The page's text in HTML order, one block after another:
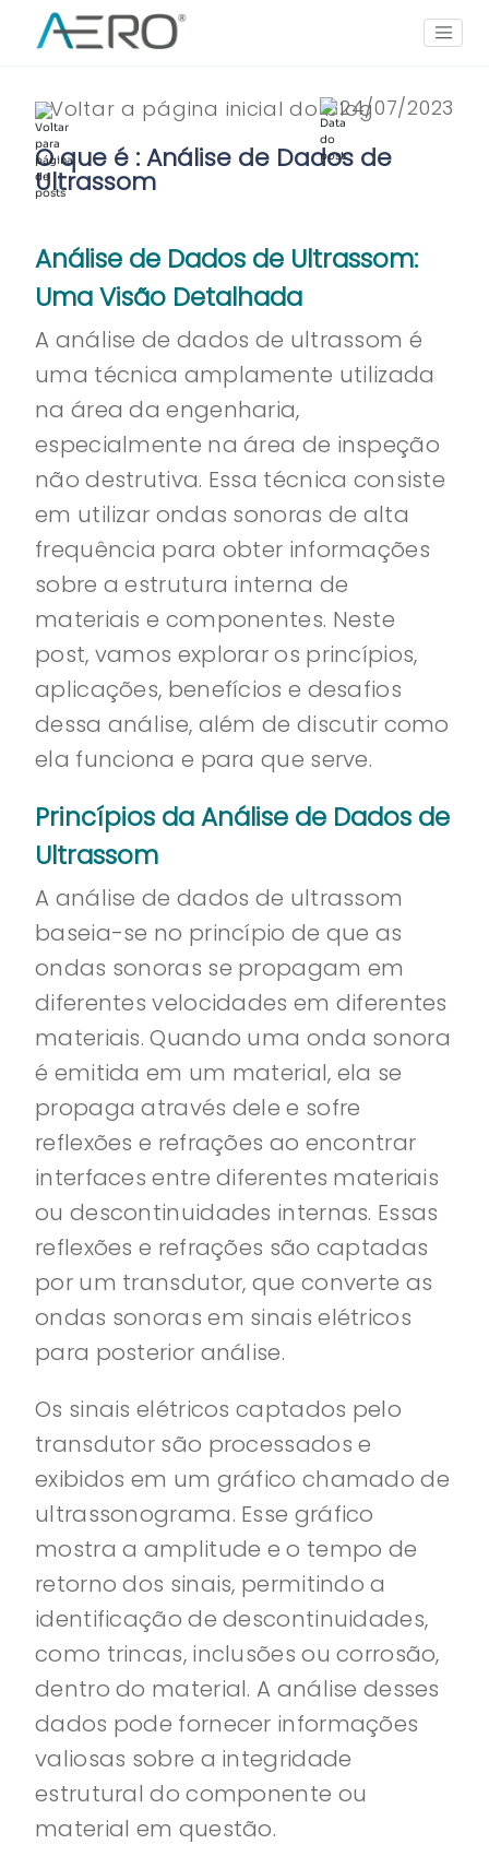
24/07/2023
Voltar a página inicial do blog
O que é : Análise de Dados de
Ultrassom
Análise de Dados de Ultrassom:
Uma Visão Detalhada
A análise de dados de ultrassom é
uma técnica amplamente utilizada
na área da engenharia,
especialmente na área de inspeção
não destrutiva. Essa técnica consiste
em utilizar ondas sonoras de alta
frequência para obter informações
sobre a estrutura interna de
materiais e componentes. Neste
post, vamos explorar os princípios,
aplicações, benefícios e desafios
dessa análise, além de discutir como
ela funciona e para que serve.
Princípios da Análise de Dados de
Ultrassom
A análise de dados de ultrassom
baseia-se no princípio de que as
ondas sonoras se propagam em
diferentes velocidades em diferentes
materiais. Quando uma onda sonora
é emitida em um material, ela se
propaga através dele e sofre
reflexões e refrações ao encontrar
interfaces entre diferentes materiais
ou descontinuidades internas. Essas
reflexões e refrações são captadas
por um transdutor, que converte as
ondas sonoras em sinais elétricos
para posterior análise.
Os sinais elétricos captados pelo
transdutor são processados ​​e
exibidos em um gráfico chamado de
ultrassonograma. Esse gráfico
mostra a amplitude e o tempo de
retorno dos sinais, permitindo a
identificação de descontinuidades,
como trincas, inclusões ou corrosão,
dentro do material. A análise desses
dados pode fornecer informações
valiosas sobre a integridade
estrutural do componente ou
material em questão.